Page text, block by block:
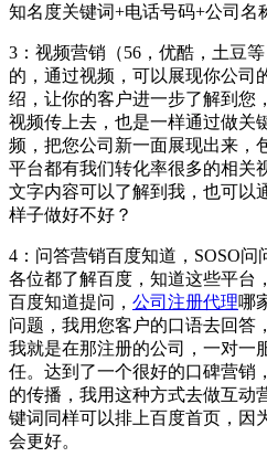
知名度关键词+电话号码+公司名
3：视频营销（56，优酷，土豆
的，通过视频，可以展现你公司
绍，让你的客户进一步了解到您
视频传上去，也是一样通过做关
频，把您公司新一面展现出来，
平台都有我们转化率很多的相关
文字内容可以了解到我，也可以
样子做好不好？
4：问答营销百度知道，SOSO
各位都了解百度，知道这些平台
百度知道提问， 公司注册代理哪
问题，我用您客户的口语去回答
我就是在那注册的公司，一对一
任。达到了一个很好的口碑营销
的传播，我用这种方式去做互动
键词同样可以排上百度首页，因
会更好。